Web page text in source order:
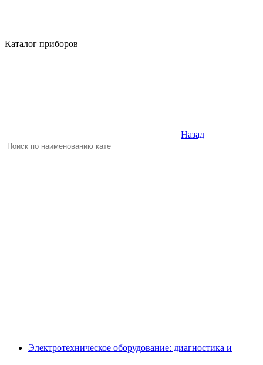
Каталог приборов
Назад
Электротехническое оборудование: диагностика и